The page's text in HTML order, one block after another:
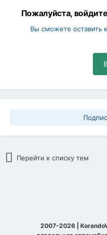
Пожалуйста,
Вы сможете оставить
Перейти к списку тем
2007-2026 |